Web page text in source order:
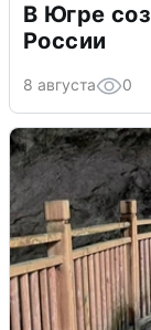
В Югре
России
8 августа 0